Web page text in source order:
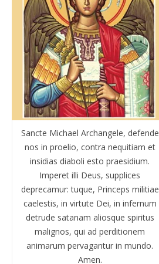
Sancte Michael Archangele, defende
nos in proelio, contra nequitiam et
insidias diaboli esto praesidium.
Imperet illi Deus, supplices
deprecamur: tuque, Princeps militiae
caelestis, in virtute Dei, in infernum
detrude satanam aliosque spiritus
malignos, qui ad perditionem
animarum pervagantur in mundo.
Amen.